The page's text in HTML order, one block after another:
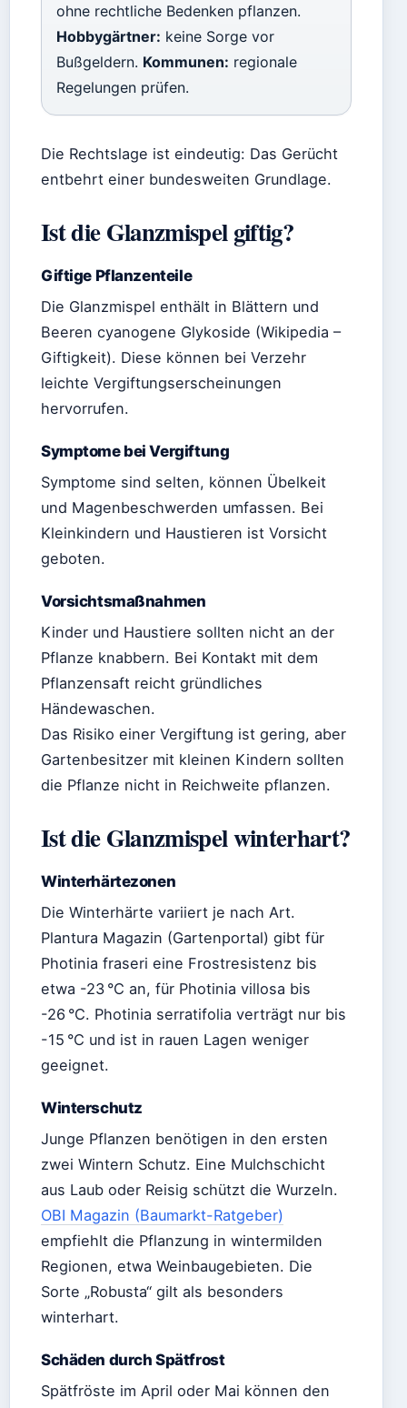
ohne rechtliche Bedenken pflanzen.
Hobbygärtner: keine Sorge vor
Bußgeldern. Kommunen: regionale
Regelungen prüfen.
Die Rechtslage ist eindeutig: Das Gerücht
entbehrt einer bundesweiten Grundlage.
Ist die Glanzmispel giftig?
Giftige Pflanzenteile
Die Glanzmispel enthält in Blättern und
Beeren cyanogene Glykoside (Wikipedia –
Giftigkeit). Diese können bei Verzehr
leichte Vergiftungserscheinungen
hervorrufen.
Symptome bei Vergiftung
Symptome sind selten, können Übelkeit
und Magenbeschwerden umfassen. Bei
Kleinkindern und Haustieren ist Vorsicht
geboten.
Vorsichtsmaßnahmen
Kinder und Haustiere sollten nicht an der
Pflanze knabbern. Bei Kontakt mit dem
Pflanzensaft reicht gründliches
Händewaschen.
Das Risiko einer Vergiftung ist gering, aber
Gartenbesitzer mit kleinen Kindern sollten
die Pflanze nicht in Reichweite pflanzen.
Ist die Glanzmispel winterhart?
Winterhärtezonen
Die Winterhärte variiert je nach Art.
Plantura Magazin (Gartenportal) gibt für
Photinia fraseri eine Frostresistenz bis
etwa -23 °C an, für Photinia villosa bis
-26 °C. Photinia serratifolia verträgt nur bis
-15 °C und ist in rauen Lagen weniger
geeignet.
Winterschutz
Junge Pflanzen benötigen in den ersten
zwei Wintern Schutz. Eine Mulchschicht
aus Laub oder Reisig schützt die Wurzeln.
OBI Magazin (Baumarkt-Ratgeber)
empfiehlt die Pflanzung in wintermilden
Regionen, etwa Weinbaugebieten. Die
Sorte „Robusta“ gilt als besonders
winterhart.
Schäden durch Spätfrost
Spätfröste im April oder Mai können den